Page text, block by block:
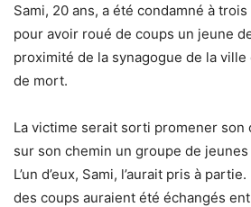
Sami, 20 ans, a été condamné à
pour avoir roué de coups un jeune
proximité de la synagogue de la ville
de mort.
La victime serait sorti promener son
sur son chemin un groupe de
L’un d’eux, Sami, l’aurait pris à
des coups auraient été échangés